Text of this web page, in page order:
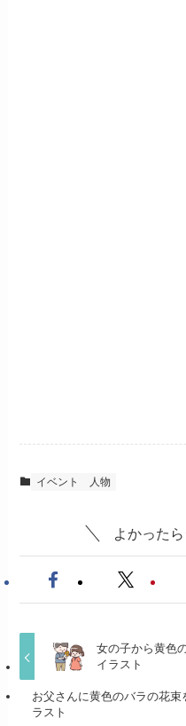
イベント 人物
よかった
女の子から黄色
イラスト
お父さんに黄色のバラの花束
ラスト